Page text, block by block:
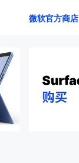
微软官方商店